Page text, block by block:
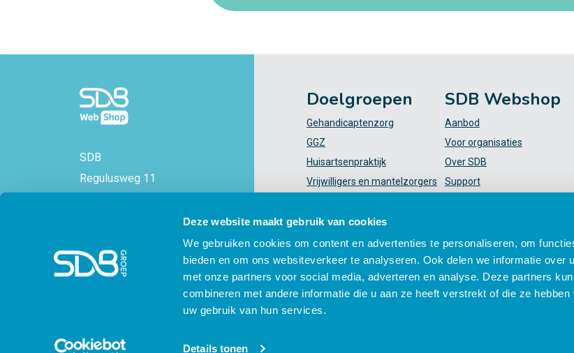
Deze website maakt gebruik van cookies
We gebruiken cookies om content en advertenties te personaliseren, om
bieden en om ons websiteverkeer te analyseren. Ook delen we informatie over
met onze partners voor social media, adverteren en analyse. Deze partners
combineren met andere informatie die u aan ze heeft verstrekt of die ze
uw gebruik van hun services.
Details tonen
SDB
Regulusweg 11
KVK-nummer: 71577521
Doelgroepen
Gehandicaptenzorg
GGZ
Huisartsenpraktijk
Vrijwilligers en mantelzorgers
Ziekenhuis
Helpende (plus)
SDB Webshop
Aanbod
Voor organisaties
Over SDB
Support
© SDB 2026 - SDB Webshop - voor en door zorgprofessionals